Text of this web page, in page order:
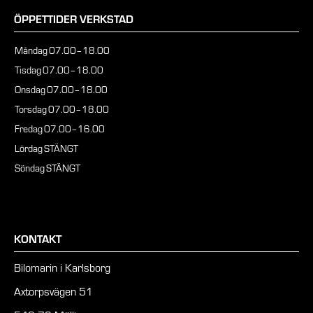
ÖPPETTIDER VERKSTAD
Måndag07.00–18.00
Tisdag07.00–18.00
Onsdag07.00–18.00
Torsdag07.00–18.00
Fredag07.00–16.00
LördagSTÄNGT
SöndagSTÄNGT
KONTAKT
Bilomarin i Karlsborg
Axtorpsvägen 51